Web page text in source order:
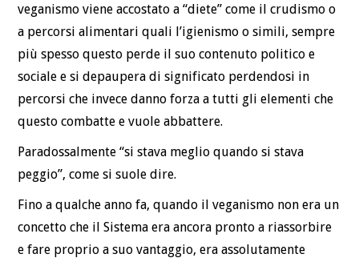
veganismo viene accostato a “diete” come il crudismo o
a percorsi alimentari quali l’igienismo o simili, sempre
più spesso questo perde il suo contenuto politico e
sociale e si depaupera di significato perdendosi in
percorsi che invece danno forza a tutti gli elementi che
questo combatte e vuole abbattere.
Paradossalmente “si stava meglio quando si stava
peggio”, come si suole dire.
Fino a qualche anno fa, quando il veganismo non era un
concetto che il Sistema era ancora pronto a riassorbire
e fare proprio a suo vantaggio, era assolutamente